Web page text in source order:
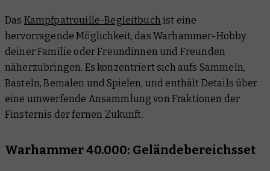
Das Kampfpatrouille-Begleitbuch ist eine
hervorragende Möglichkeit, das Warhammer-Hobby
deiner Familie oder Freundinnen und Freunden
näherzubringen. Es konzentriert sich aufs Sammeln,
Basteln, Bemalen und Spielen, und enthält Details über
eine umwerfende Ansammlung von Fraktionen der
Finsternis der fernen Zukunft.
Warhammer 40.000: Geländebereichsset